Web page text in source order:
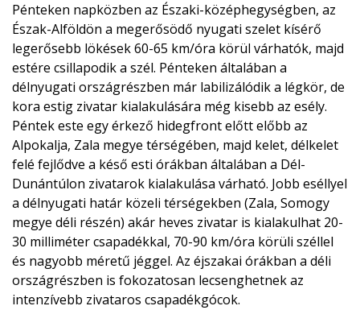
Pénteken napközben az Északi-középhegységben, az
Észak-Alföldön a megerősödő nyugati szelet kísérő
legerősebb lökések 60-65 km/óra körül várhatók, majd
estére csillapodik a szél. Pénteken általában a
délnyugati országrészben már labilizálódik a légkör, de
kora estig zivatar kialakulására még kisebb az esély.
Péntek este egy érkező hidegfront előtt előbb az
Alpokalja, Zala megye térségében, majd kelet, délkelet
felé fejlődve a késő esti órákban általában a Dél-
Dunántúlon zivatarok kialakulása várható. Jobb eséllyel
a délnyugati határ közeli térségekben (Zala, Somogy
megye déli részén) akár heves zivatar is kialakulhat 20-
30 milliméter csapadékkal, 70-90 km/óra körüli széllel
és nagyobb méretű jéggel. Az éjszakai órákban a déli
országrészben is fokozatosan lecsenghetnek az
intenzívebb zivataros csapadékgócok.